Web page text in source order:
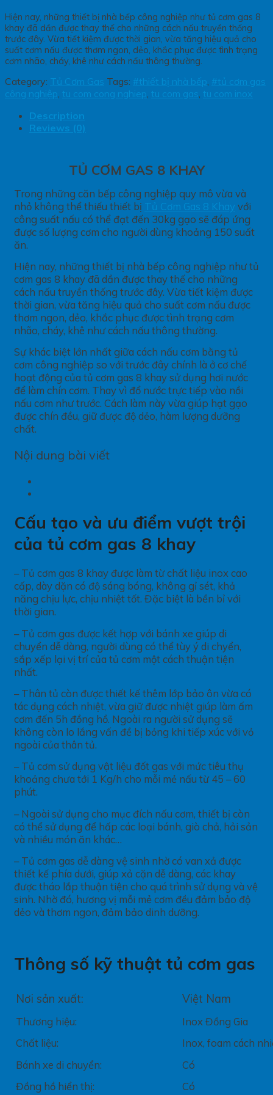
Hiện nay, những thiết bị nhà bếp công nghiệp như tủ cơm gas 8
khay đã dần được thay thế cho những cách nấu truyền thống
trước đây. Vừa tiết kiệm được thời gian, vừa tăng hiệu quả cho
suất cơm nấu được thơm ngon, dẻo, khắc phục được tình trạng
cơm nhão, cháy, khê như cách nấu thông thường.
Category: Tủ Cơm Gas Tags: #thiết bị nhà bếp #tủ cơm gas
công nghiệp tu com cong nghiep tu com gas tu com inox
Description
Reviews (0)
TỦ CƠM GAS 8 KHAY
Trong những căn bếp công nghiệp quy mô vừa và
nhỏ không thể thiếu thiết bị Tủ Cơm Gas 8 Khay với
công suất nấu có thể đạt đến 30kg gạo sẽ đáp ứng
được số lượng cơm cho người dùng khoảng 150 suất
ăn.
Hiện nay, những thiết bị nhà bếp công nghiệp như tủ
cơm gas 8 khay đã dần được thay thế cho những
cách nấu truyền thống trước đây. Vừa tiết kiệm được
thời gian, vừa tăng hiệu quả cho suất cơm nấu được
thơm ngon, dẻo, khắc phục được tình trạng cơm
nhão, cháy, khê như cách nấu thông thường.
Sự khác biệt lớn nhất giữa cách nấu cơm bằng tủ
cơm công nghiệp so với trước đây chính là ở cơ chế
hoạt động của tủ cơm gas 8 khay sử dụng hơi nước
để làm chín cơm. Thay vì đổ nước trực tiếp vào nồi
nấu cơm như trước. Cách làm này vừa giúp hạt gạo
được chín đều, giữ được độ dẻo, hàm lượng dưỡng
chất.
Nội dung bài viết
Cấu tạo và ưu điểm vượt trội
của tủ cơm gas 8 khay
– Tủ cơm gas 8 khay được làm từ chất liệu inox cao
cấp, dày dặn có độ sáng bóng, không gỉ sét, khả
năng chịu lực, chịu nhiệt tốt. Đặc biệt là bền bỉ với
thời gian.
– Tủ cơm gas được kết hợp với bánh xe giúp di
chuyển dễ dàng, người dùng có thể tùy ý di chyển,
sắp xếp lại vị trí của tủ cơm một cách thuận tiện
nhất.
– Thân tủ còn được thiết kế thêm lớp bảo ôn vừa có
tác dụng cách nhiệt, vừa giữ được nhiệt giúp làm ấm
cơm đến 5h đồng hồ. Ngoài ra người sử dụng sẽ
không còn lo lắng vấn đề bị bỏng khi tiếp xúc với vỏ
ngoài của thân tủ.
– Tủ cơm sử dụng vật liệu đốt gas với mức tiêu thụ
khoảng chưa tới 1 Kg/h cho mỗi mẻ nấu từ 45 – 60
phút.
– Ngoài sử dụng cho mục đích nấu cơm, thiết bị còn
có thể sử dụng để hấp các loại bánh, giò chả, hải sản
và nhiều món ăn khác…
– Tủ cơm gas dễ dàng vệ sinh nhờ có van xả được
thiết kế phía dưới, giúp xả cặn dễ dàng, các khay
được tháo lắp thuận tiện cho quá trình sử dụng và vệ
sinh. Nhờ đó, hương vị mỗi mẻ cơm đều đảm bảo độ
dẻo và thơm ngon, đảm bảo dinh dưỡng.
Thông số kỹ thuật tủ cơm gas
Nơi sản xuất:
Thương hiệu:
Chất liệu:
Bánh xe di chuyển:
Đồng hồ hiển thị:
Việt Nam
Inox Đồng Gia
Inox, foam cách
Có
Có